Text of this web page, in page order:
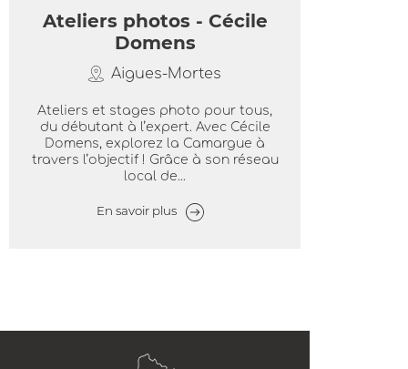
Ateliers photos - Cécile
Domens
Aigues-Mortes
Ateliers et stages photo pour tous,
du débutant à l’expert. Avec Cécile
Domens, explorez la Camargue à
travers l’objectif ! Grâce à son réseau
local de...
En savoir plus